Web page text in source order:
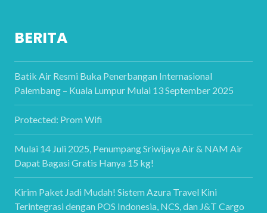
BERITA
Batik Air Resmi Buka Penerbangan Internasional
Palembang – Kuala Lumpur Mulai 13 September 2025
Protected: Prom Wifi
Mulai 14 Juli 2025, Penumpang Sriwijaya Air & NAM Air
Dapat Bagasi Gratis Hanya 15 kg!
Kirim Paket Jadi Mudah! Sistem Azura Travel Kini
Terintegrasi dengan POS Indonesia, NCS, dan J&T Cargo